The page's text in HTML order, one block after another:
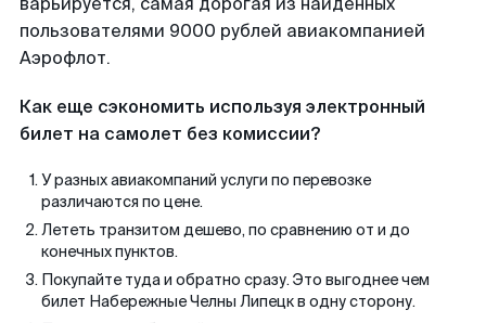
пользователями 9000 рублей авиакомпанией
Аэрофлот.
Как еще сэкономить используя электронный
билет на самолет без комиссии?
У разных авиакомпаний услуги по перевозке
различаются по цене.
Лететь транзитом дешево, по сравнению от и до
конечных пунктов.
Покупайте туда и обратно сразу. Это выгоднее чем
билет Набережные Челны Липецк в одну сторону.